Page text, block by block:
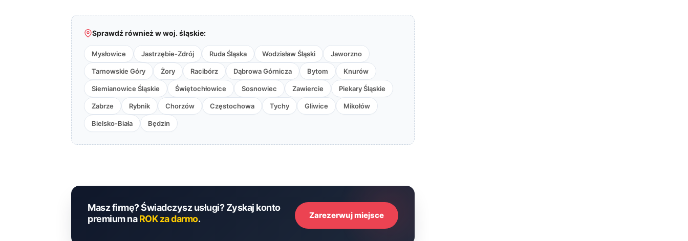
Sprawdź również w woj. śląskie:
Mysłowice Jastrzębie-Zdrój Ruda Śląska Wodzisław Śląski Jaworzno
Tarnowskie Góry Żory Racibórz Dąbrowa Górnicza Bytom Knurów
Siemianowice Śląskie Świętochłowice Sosnowiec Zawiercie Piekary Śląskie
Zabrze Rybnik Chorzów Częstochowa Tychy Gliwice Mikołów
Bielsko-Biała Będzin
Masz firmę? Świadczysz usługi? Zyskaj konto
premium naROK za darmo. Zarezerwuj miejsce